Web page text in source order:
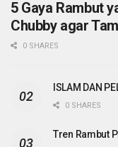
5 Gaya Rambut
Chubby agar
0 SHARES
ISLAM DAN
0 SHARES
Tren Rambut